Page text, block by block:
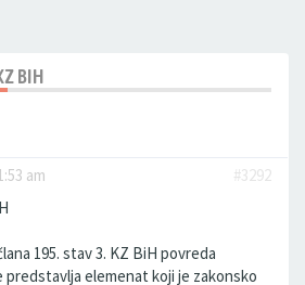
BIH
am
#3292
195. stav 3. KZ BiH povreda
elemenat koji je zakonsko